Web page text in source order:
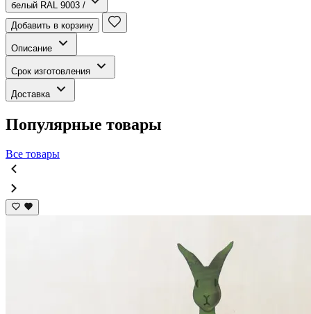
белый RAL 9003 /
Добавить в корзину
Описание
Срок изготовления
Доставка
Популярные товары
Все товары